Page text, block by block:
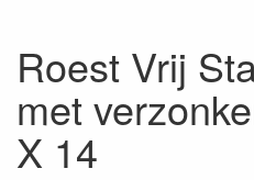
Roest Vrij
met
X 14